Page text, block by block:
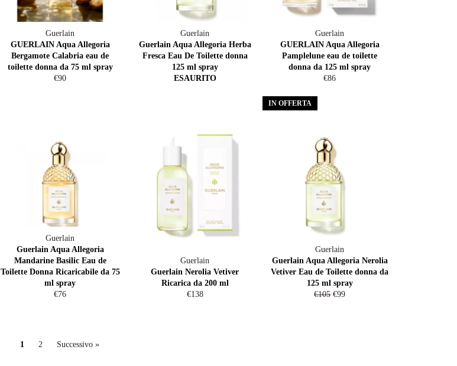
Guerlain
GUERLAIN Aqua Allegoria
Bergamote Calabria eau de
toilette donna da 75 ml spray
Prezzo
€90
Guerlain
Guerlain Aqua Allegoria Herba
Fresca Eau De Toilette donna
125 ml spray
ESAURITO
Guerlain
GUERLAIN Aqua Allegoria
Pamplelune eau de toilette
donna da 125 ml spray
Prezzo
€86
Guerlain
Guerlain Aqua Allegoria
Mandarine Basilic Eau de
Toilette Donna Ricaricabile da 75
ml spray
Prezzo
€76
Guerlain
Guerlain Nerolia Vetiver
Ricarica da 200 ml
Prezzo
€138
Guerlain
Guerlain Aqua Allegoria Nerolia
Vetiver Eau de Toilette donna da
125 ml spray
Prezzo
€105 Prezzo
€99
IN OFFERTA
1 2 Successivo »